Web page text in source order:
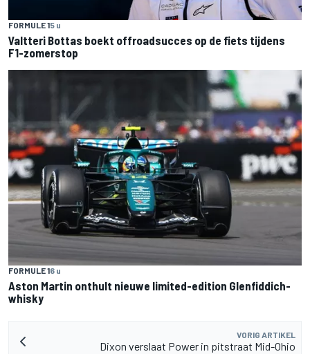
FORMULE 15 u
Valtteri Bottas boekt offroadsucces op de fiets tijdens
F1-zomerstop
FORMULE 16 u
Aston Martin onthult nieuwe limited-edition Glenfiddich-
whisky
VORIG ARTIKEL
Dixon verslaat Power in pitstraat Mid-Ohio